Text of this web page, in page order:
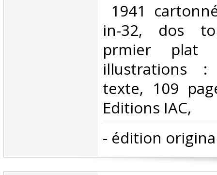
1941
in-32, dos
prmier plat
illustrations
texte, 109
Editions IAC,‎
‎- édition